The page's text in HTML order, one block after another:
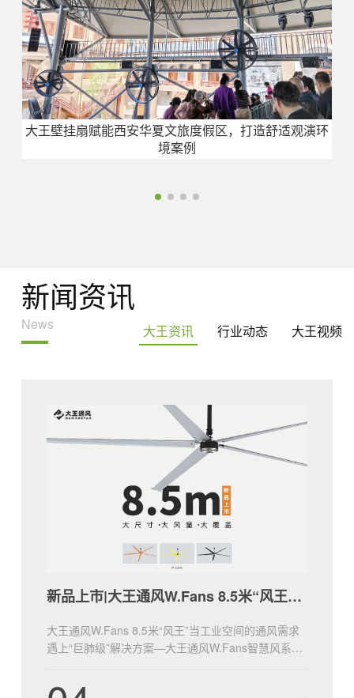
大王壁挂扇赋能西安华夏文旅度假区，打造舒适观演环
境案例
新闻资讯
News 大王资讯 行业动态 大王视频
新品上市|大王通风W.Fans 8.5米“风王”登场！
大王通风W.Fans 8.5米“风王”当工业空间的通风需求
遇上“巨肺级”解决方案—大王通风W.Fans智慧风系列